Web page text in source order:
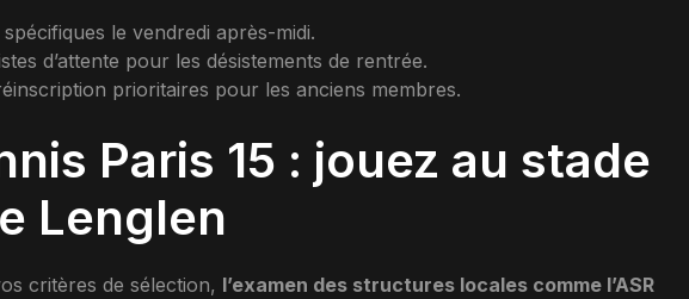
le vendredi après-midi.
d’attente pour les désistements de rentrée.
prioritaires pour les anciens membres.
Paris 15 : jouez au stade
Lenglen
critères de sélection, l’examen des structures locales comme l’ASR